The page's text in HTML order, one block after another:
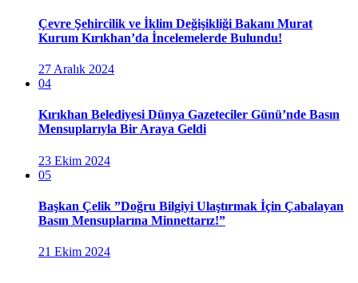
Çevre Şehircilik ve İklim Değişikliği Bakanı Murat
Kurum Kırıkhan’da İncelemelerde Bulundu!
27 Aralık 2024
04
Kırıkhan Belediyesi Dünya Gazeteciler Günü’nde Basın
Mensuplarıyla Bir Araya Geldi
23 Ekim 2024
05
Başkan Çelik ”Doğru Bilgiyi Ulaştırmak İçin Çabalayan
Basın Mensuplarına Minnettarız!”
21 Ekim 2024